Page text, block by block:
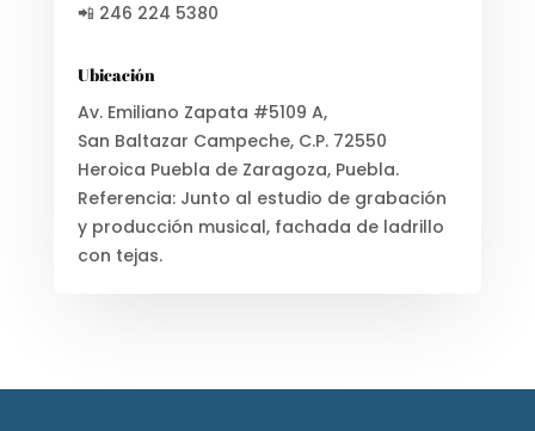
📲 246 224 5380
Ubicación
Av. Emiliano Zapata #5109 A,
San Baltazar Campeche, C.P. 72550
Heroica Puebla de Zaragoza, Puebla.
Referencia: Junto al estudio de grabación
y producción musical, fachada de ladrillo
con tejas.